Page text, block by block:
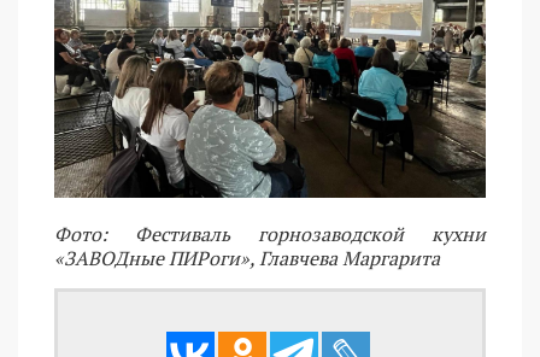
Фото: Фестиваль горнозаводской кухни
«ЗАВОДные ПИРоги», Главчева Маргарита